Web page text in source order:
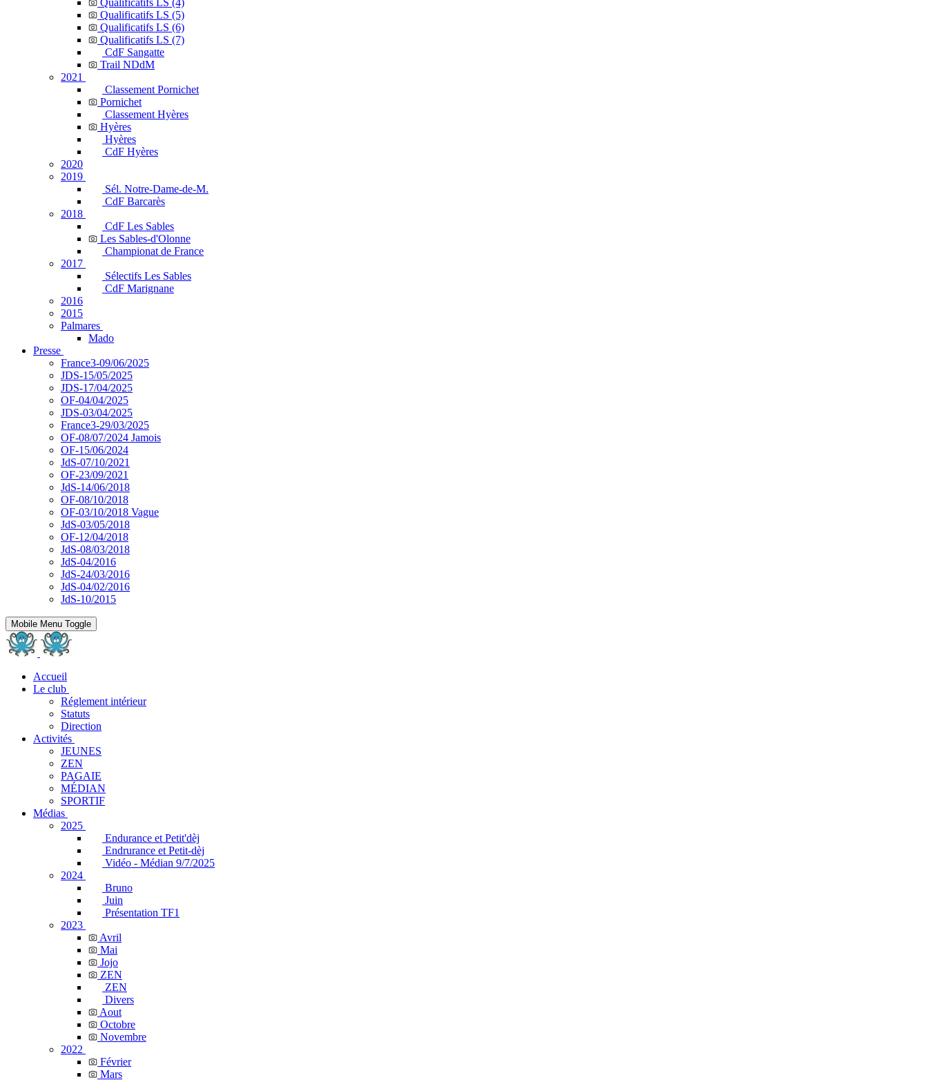
Qualificatifs LS (4)
Qualificatifs LS (5)
Qualificatifs LS (6)
Qualificatifs LS (7)
CdF Sangatte
Trail NDdM
2021
Classement Pornichet
Pornichet
Classement Hyères
Hyères
Hyères
CdF Hyères
2020
2019
Sél. Notre-Dame-de-M.
CdF Barcarès
2018
CdF Les Sables
Les Sables-d'Olonne
Championat de France
2017
Sélectifs Les Sables
CdF Marignane
2016
2015
Palmares
Mado
Presse
France3-09/06/2025
JDS-15/05/2025
JDS-17/04/2025
OF-04/04/2025
JDS-03/04/2025
France3-29/03/2025
OF-08/07/2024 Jamois
OF-15/06/2024
JdS-07/10/2021
OF-23/09/2021
JdS-14/06/2018
OF-08/10/2018
OF-03/10/2018 Vague
JdS-03/05/2018
OF-12/04/2018
JdS-08/03/2018
JdS-04/2016
JdS-24/03/2016
JdS-04/02/2016
JdS-10/2015
Mobile Menu Toggle
Accueil
Le club
Réglement intérieur
Statuts
Direction
Activités
JEUNES
ZEN
PAGAIE
MÉDIAN
SPORTIF
Médias
2025
Endurance et Petit'dèj
Endrurance et Petit-dèj
Vidéo - Médian 9/7/2025
2024
Bruno
Juin
Présentation TF1
2023
Avril
Mai
Jojo
ZEN
ZEN
Divers
Aout
Octobre
Novembre
2022
Février
Mars